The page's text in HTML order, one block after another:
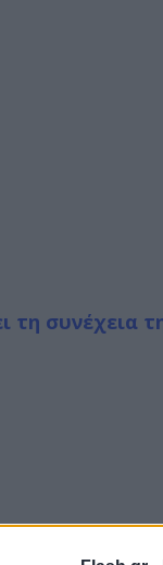
τη συνέχεια